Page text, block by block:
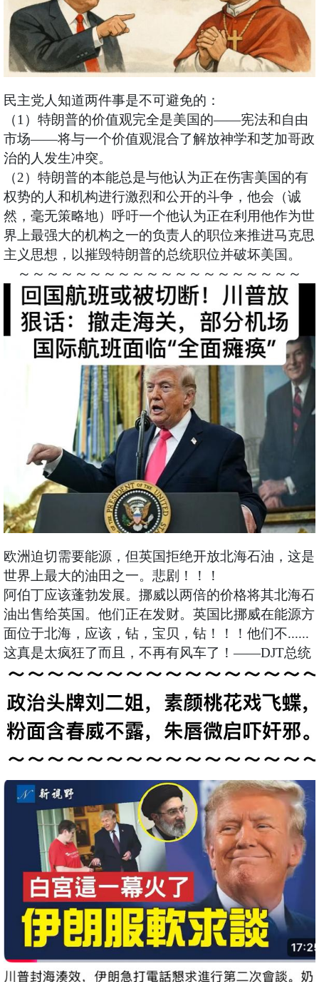
民主党人知道两件事是不可避免的：
（1）特朗普的价值观完全是美国的——宪法和自由
市场——将与一个价值观混合了解放神学和芝加哥政
治的人发生冲突。
（2）特朗普的本能总是与他认为正在伤害美国的有
权势的人和机构进行激烈和公开的斗争，他会（诚
然，毫无策略地）呼吁一个他认为正在利用他作为世
界上最强大的机构之一的负责人的职位来推进马克思
主义思想，以摧毁特朗普的总统职位并破坏美国。
～～～～～～～～～～～～～～～～～～～～
欧洲迫切需要能源，但英国拒绝开放北海石油，这是
世界上最大的油田之一。悲剧！！！
阿伯丁应该蓬勃发展。挪威以两倍的价格将其北海石
油出售给英国。他们正在发财。英国比挪威在能源方
面位于北海，应该，钻，宝贝，钻！！！他们不......
这真是太疯狂了而且，不再有风车了！——DJT总统